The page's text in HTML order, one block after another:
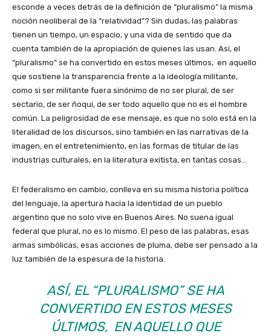
esconde a veces detrás de la definición de “pluralismo” la misma
noción neoliberal de la “relatividad”? Sin dudas, las palabras
tienen un tiempo, un espacio, y una vida de sentido que da
cuenta también de la apropiación de quienes las usan. Así, el
“pluralismo” se ha convertido en estos meses últimos, en aquello
que sostiene la transparencia frente a la ideología militante,
como si ser militante fuera sinónimo de no ser plural, de ser
sectario, de ser ñoqui, de ser todo aquello que no es el hombre
común. La peligrosidad de ese mensaje, es que no solo está en la
literalidad de los discursos, sino también en las narrativas de la
imagen, en el entretenimiento, en las formas de titular de las
industrias culturales, en la literatura exitista, en tantas cosas…
El federalismo en cambio, conlleva en su misma historia política
del lenguaje, la apertura hacia la identidad de un pueblo
argentino que no solo vive en Buenos Aires. No suena igual
federal que plural, no es lo mismo. El peso de las palabras, esas
armas simbólicas, esas acciones de pluma, debe ser pensado a la
luz también de la espesura de la historia.
ASÍ, EL “PLURALISMO” SE HA
CONVERTIDO EN ESTOS MESES
ÚLTIMOS, EN AQUELLO QUE